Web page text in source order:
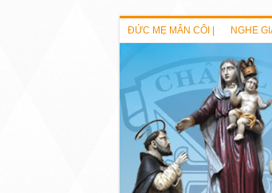
ĐỨC MẸ MÂN CÔI | NGHE